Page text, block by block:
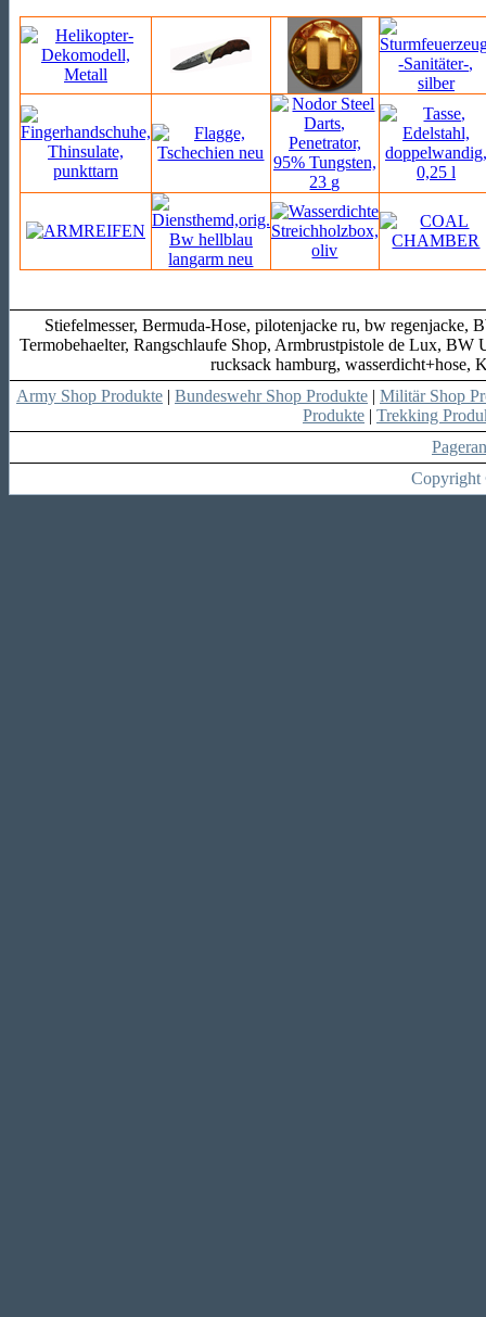
Stiefelmesser, Bermuda-Hose, pilotenjacke ru, bw regenjacke,
Termobehaelter, Rangschlaufe Shop, Armbrustpistole de Lux,
rucksack hamburg, wasserdicht+hose,
Army Shop Produkte | Bundeswehr Shop Produkte | Militär Shop
Produkte | Trekking